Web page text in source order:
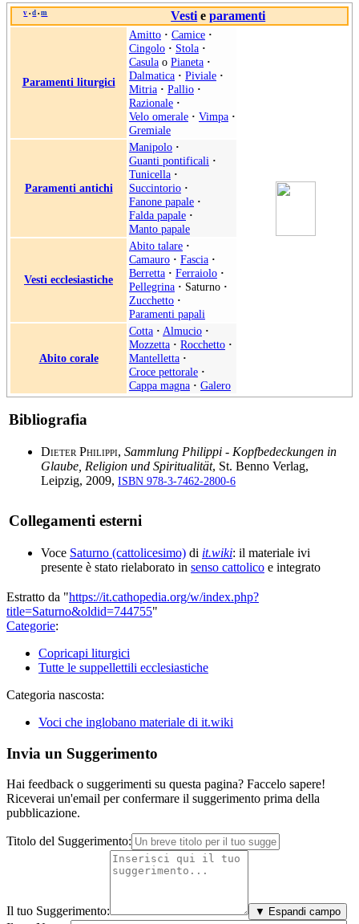
v • d • m Vesti eparamenti
Paramenti liturgici
Amitto · Camice ·
Cingolo · Stola ·
Casula o Pianeta ·
Dalmatica · Piviale ·
Mitria · Pallio ·
Razionale ·
Velo omerale · Vimpa ·
Gremiale
Paramenti antichi
Manipolo ·
Guanti pontificali ·
Tunicella ·
Succintorio ·
Fanone papale ·
Falda papale ·
Manto papale
Vesti ecclesiastiche
Abito talare ·
Camauro · Fascia ·
Berretta · Ferraiolo ·
Pellegrina · Saturno ·
Zucchetto ·
Paramenti papali
Abito corale
Cotta · Almucio ·
Mozzetta · Rocchetto ·
Mantelletta ·
Croce pettorale ·
Cappa magna · Galero
Bibliografia
Dieter Philippi, Sammlung Philippi - Kopfbedeckungen in
Glaube, Religion und Spiritualität, St. Benno Verlag,
Leipzig, 2009, ISBN 978-3-7462-2800-6
Collegamenti esterni
Voce Saturno (cattolicesimo) di it.wiki: il materiale ivi
presente è stato rielaborato in senso cattolico e integrato
Estratto da "https://it.cathopedia.org/w/index.php?
title=Saturno&oldid=744755"
Categorie:
Copricapi liturgici
Tutte le suppellettili ecclesiastiche
Categoria nascosta:
Voci che inglobano materiale di it.wiki
Invia un Suggerimento
Hai feedback o suggerimenti su questa pagina? Faccelo sapere!
Riceverai un'email per confermare il suggerimento prima della
pubblicazione.
Titolo del Suggerimento:
Il tuo Suggerimento: ▼ Espandi campo